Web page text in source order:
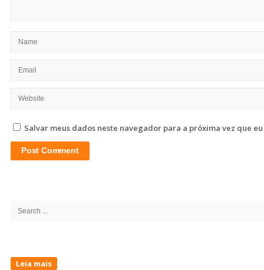
Salvar meus dados neste navegador para a próxima vez que
Search
Leia mais